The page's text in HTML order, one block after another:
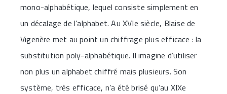
mono-alphabétique, lequel consiste simplement en
un décalage de l’alphabet. Au XVIe siècle, Blaise de
Vigenère met au point un chiffrage plus efficace : la
substitution poly-alphabétique. Il imagine d’utiliser
non plus un alphabet chiffré mais plusieurs. Son
système, très efficace, n’a été brisé qu’au XIXe